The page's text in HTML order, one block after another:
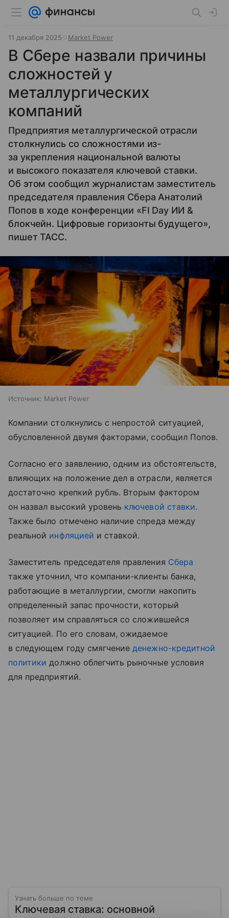
11 декабря 2025 Market Power
В Сбере назвали причины
сложностей у
металлургических
компаний
Предприятия металлургической отрасли
столкнулись со сложностями из-
за укрепления национальной валюты
и высокого показателя ключевой ставки.
Об этом сообщил журналистам заместитель
председателя правления Сбера Анатолий
Попов в ходе конференции «FI Day ИИ &
блокчейн. Цифровые горизонты будущего»,
пишет ТАСС.
Источник: Market Power
Компании столкнулись с непростой ситуацией,
обусловленной двумя факторами, сообщил Попов.
Согласно его заявлению, одним из обстоятельств,
влияющих на положение дел в отрасли, является
достаточно крепкий рубль. Вторым фактором
он назвал высокий уровень ключевой ставки.
Также было отмечено наличие спреда между
реальной инфляцией и ставкой.
Заместитель председателя правления Сбера
также уточнил, что компании-клиенты банка,
работающие в металлургии, смогли накопить
определенный запас прочности, который
позволяет им справляться со сложившейся
ситуацией. По его словам, ожидаемое
в следующем году смягчениеденежно-кредитной
политики должно облегчить рыночные условия
для предприятий.
Узнать больше по теме
Ключевая ставка: основной